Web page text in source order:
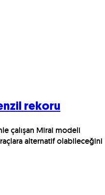
rekoru
çalışan Mirai modeli
alternatif olabileceğini